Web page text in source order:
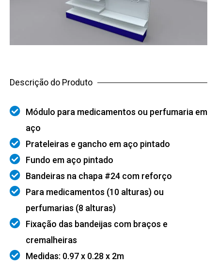
Descrição do Produto
Módulo para medicamentos ou perfumaria em
aço
Prateleiras e gancho em aço pintado
Fundo em aço pintado
Bandeiras na chapa #24 com reforço
Para medicamentos (10 alturas) ou
perfumarias (8 alturas)
Fixação das bandeijas com braços e
cremalheiras
Medidas: 0.97 x 0.28 x 2m